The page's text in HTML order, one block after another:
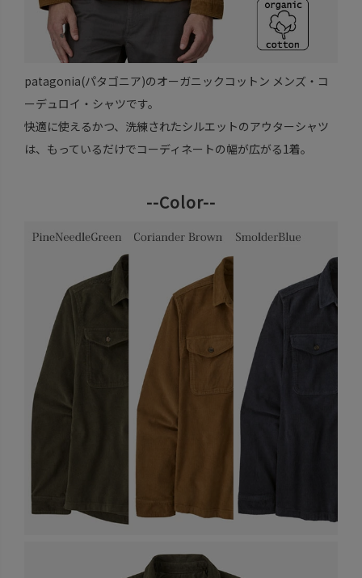
patagonia(パタゴニア)のオーガニックコットン メンズ・コ
ーデュロイ・シャツです。
快適に使えるかつ、洗練されたシルエットのアウターシャツ
は、もっているだけでコーディネートの幅が広がる1着。
--Color--